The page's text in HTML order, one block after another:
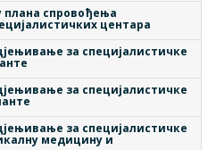
плана спровођења
центара
за специјалистичке
за специјалистичке
за специјалистичке
медицину и